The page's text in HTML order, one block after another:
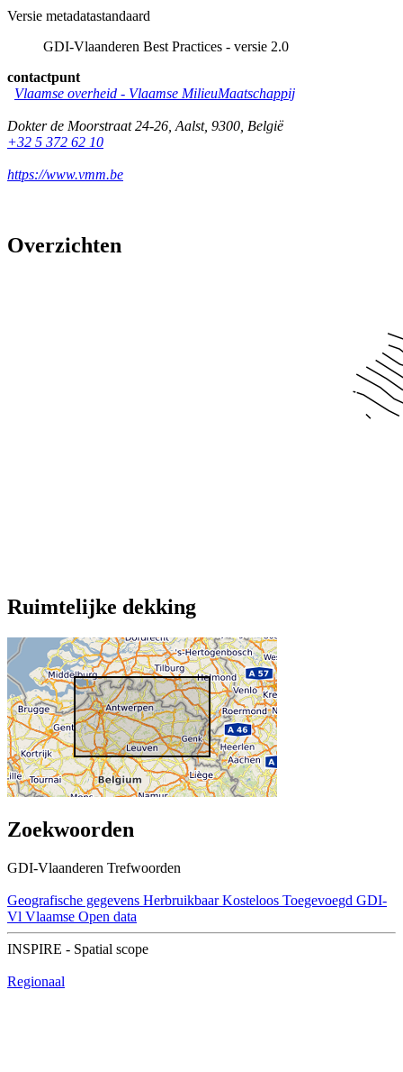
Versie metadatastandaard
GDI-Vlaanderen Best Practices - versie 2.0
contactpunt
Vlaamse overheid - Vlaamse MilieuMaatschappij
Dokter de Moorstraat 24-26 Aalst, 9300 België
+32 5 372 62 10
https://www.vmm.be
Overzichten
Ruimtelijke dekking
Zoekwoorden
GDI-Vlaanderen Trefwoorden
Geografische gegevens Herbruikbaar Kosteloos Toegevoegd GDI-
Vl Vlaamse Open data
INSPIRE - Spatial scope
Regionaal